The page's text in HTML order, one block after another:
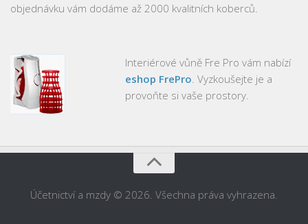
objednávku vám dodáme až 2000 kvalitních koberců.
Interiérové vůně Fre Pro vám nabízí
eshop FrePro . Vyzkoušejte je a
provoňte si vaše prostory.
Účetnictví a mzdy © 2026. Všechna práva vyhrazena.